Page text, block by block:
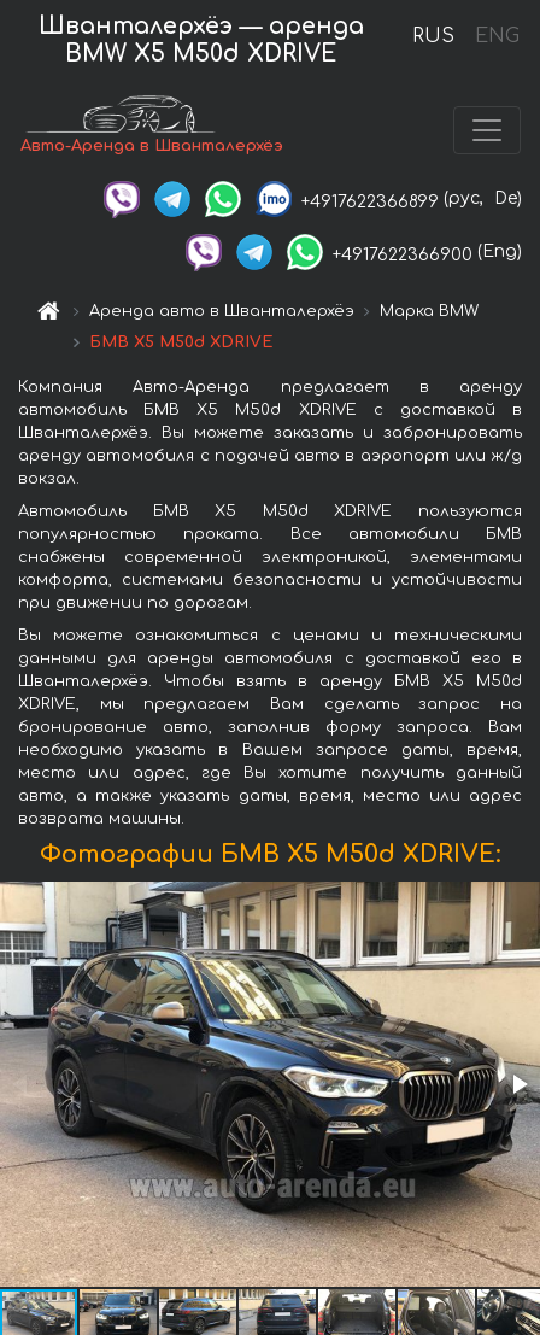
RUS ENG
Шванталерхёэ — аренда
BMW X5 M50d XDRIVE
Авто-Аренда в Шванталерхёэ
+4917622366899 (рус, De)
+4917622366900 (Eng)
Аренда авто в Шванталерхёэ
Марка BMW
БМВ X5 M50d XDRIVE
Компания Авто-Аренда предлагает в аренду
автомобиль БМВ X5 M50d XDRIVE с доставкой в
Шванталерхёэ. Вы можете заказать и забронировать
аренду автомобиля с подачей авто в аэропорт или ж/д
вокзал.
Автомобиль БМВ X5 M50d XDRIVE пользуются
популярностью проката. Все автомобили БМВ
снабжены современной электроникой, элементами
комфорта, системами безопасности и устойчивости
при движении по дорогам.
Вы можете ознакомиться с ценами и техническими
данными для аренды автомобиля с доставкой его в
Шванталерхёэ. Чтобы взять в аренду БМВ X5 M50d
XDRIVE, мы предлагаем Вам сделать запрос на
бронирование авто, заполнив форму запроса. Вам
необходимо указать в Вашем запросе даты, время,
место или адрес, где Вы хотите получить данный
авто, а также указать даты, время, место или адрес
возврата машины.
Фотографии БМВ X5 M50d XDRIVE: